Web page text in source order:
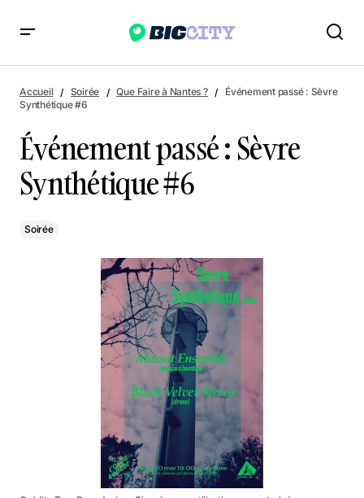
Événement passé : Sèvre Synthétique #6
Accueil Soirée Que Faire à Nantes ?
Événement passé : Sèvre
Synthétique #6
Événement passé : Sèvre
Synthétique #6
Soirée